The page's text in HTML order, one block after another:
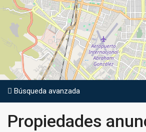
Búsqueda avanzada
Propiedades